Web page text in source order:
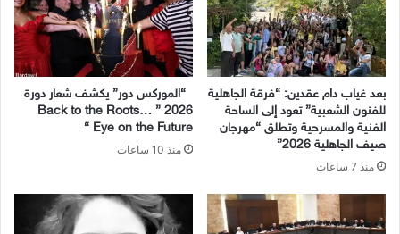
بعد غياب دام عقدين: “فرقة الجاهلية
للفنون الشعبية” تعود إلى الساحة
الفنية والمسرحية وتطلق “مهرجان
صيف الجاهلية 2026”
منذ 7 ساعات
“الموركس دور” يكشف شعار دورة
2026 ” Back to the Roots…
Eye on the Future “
منذ 10 ساعات